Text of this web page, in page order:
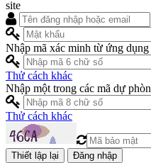
site
Nhập mã xác minh từ ứng
Thử cách khác
Nhập một trong các mã dự
Thử cách khác
Đăng nhập